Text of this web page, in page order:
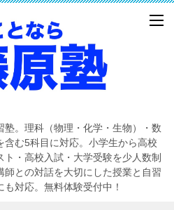
。理科（物理・化学・生物）・数
む5科目に対応。小学生から高校
・高校入試・大学受験を少人数制
との対話を大切にした授業と自習
対応。無料体験受付中！